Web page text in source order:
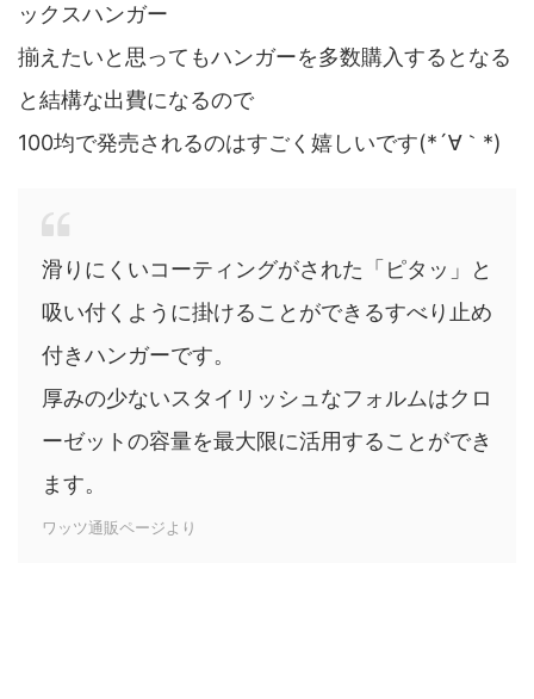
ックスハンガー
揃えたいと思ってもハンガーを多数購入するとなる
と結構な出費になるので
100均で発売されるのはすごく嬉しいです(*´∀｀*)
滑りにくいコーティングがされた「ピタッ」と
吸い付くように掛けることができるすべり止め
付きハンガーです。
厚みの少ないスタイリッシュなフォルムはクロ
ーゼットの容量を最大限に活用することができ
ます。
ワッツ通販ページより